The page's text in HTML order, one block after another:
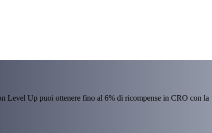
Level Up puoi ottenere fino al 6% di ricompense in CRO con la